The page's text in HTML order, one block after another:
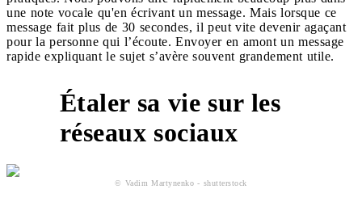
une note vocale qu'en écrivant un message. Mais lorsque ce
message fait plus de 30 secondes, il peut vite devenir agaçant
pour la personne qui l’écoute. Envoyer en amont un message
rapide expliquant le sujet s’avère souvent grandement utile.
Étaler sa vie sur les
réseaux sociaux
© Vadim Martynenko - shutterstock